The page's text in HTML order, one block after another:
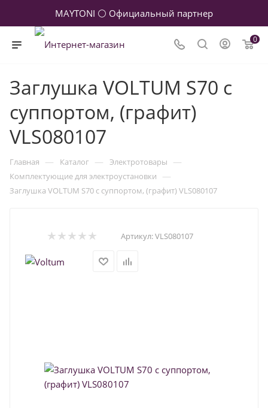
MAYTONI ⚪ Официальный партнер
0
Заглушка VOLTUM S70 с
суппортом, (графит)
VLS080107
Главная — Каталог — Электротовары —
Комплектующие для электроустановки —
Заглушка VOLTUM S70 с суппортом, (графит) VLS080107
Артикул:VLS080107